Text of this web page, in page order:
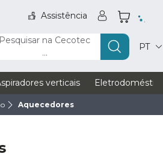
Assistência
Pesquisar na Cecotec
...
PT
verticais
Aquecedores